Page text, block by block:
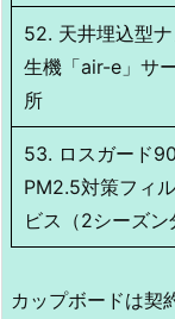
52. 天井埋込型
生機「air-e」サ
所
53. ロスガード
PM2.5対策フィ
ビス（2シーズン
カップボードは契